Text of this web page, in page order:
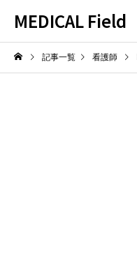
MEDICAL Field
記事一覧 看護師